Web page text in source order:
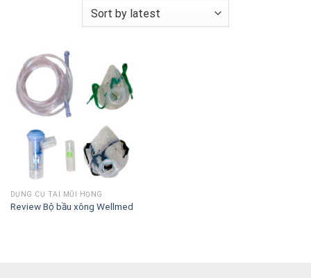
DỤNG CỤ TAI MŨI HỌNG
Review Bộ bầu xông Wellmed